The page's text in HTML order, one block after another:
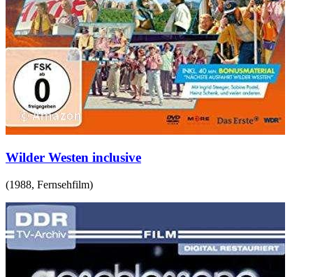
Wilder Westen inclusive
(1988, Fernsehfilm)